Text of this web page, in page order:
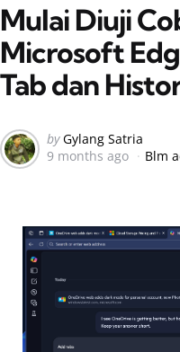
Mulai Diuji
Microsoft
Tab dan
Posted
by
by Gylang Satria
9 months ago
Blm